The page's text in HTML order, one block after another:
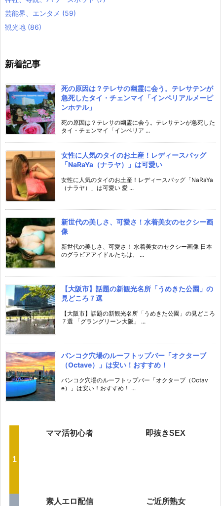
芸能界、エンタメ (59)
観光地 (86)
新着記事
死の原因は？テレサの幽霊に会う。テレサテンが
急死したタイ・チェンマイ「インペリアルメーピ
ンホテル」
死の原因は？テレサの幽霊に会う。テレサテンが急死した
タイ・チェンマイ「インペリア ...
女性に人気のタイのお土産！レディースバッグ
「NaRaYa（ナラヤ）」は可愛い
女性に人気のタイのお土産！レディースバッグ「NaRaYa
（ナラヤ）」は可愛い 愛 ...
新世代の美しさ、可愛さ！水着美女のセクシー画
像
新世代の美しさ、可愛さ！ 水着美女のセクシー画像 日本
のグラビアアイドルたちは、 ...
【大阪市】話題の新観光名所「うめきた公園」の
見どころ７選
【大阪市】話題の新観光名所「うめきた公園」の見どころ
７選 「グラングリーン大阪」 ...
バンコク穴場のルーフトップバー「オクターブ
（Octave）」は安い！おすすめ！
バンコク穴場のルーフトップバー「オクターブ（Octav
e）」は安い！おすすめ！ ...
ママ活初心者 即抜きSEX
素人エロ配信 ご近所熟女